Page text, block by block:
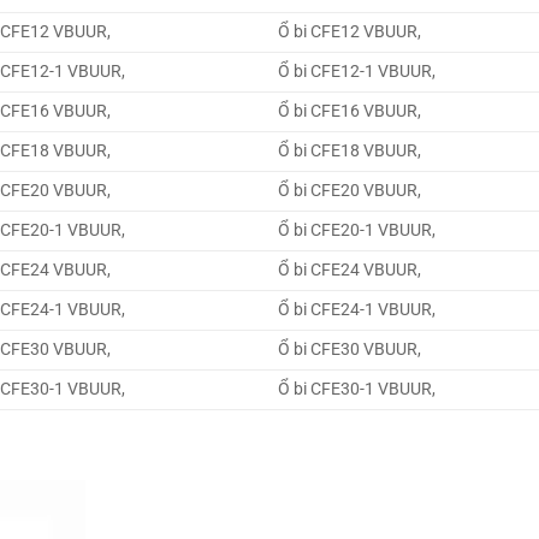
VBUUR,
Ổ bi CFE12 VBUUR,
1 VBUUR,
Ổ bi CFE12-1 VBUUR,
VBUUR,
Ổ bi CFE16 VBUUR,
VBUUR,
Ổ bi CFE18 VBUUR,
VBUUR,
Ổ bi CFE20 VBUUR,
1 VBUUR,
Ổ bi CFE20-1 VBUUR,
VBUUR,
Ổ bi CFE24 VBUUR,
1 VBUUR,
Ổ bi CFE24-1 VBUUR,
VBUUR,
Ổ bi CFE30 VBUUR,
1 VBUUR,
Ổ bi CFE30-1 VBUUR,